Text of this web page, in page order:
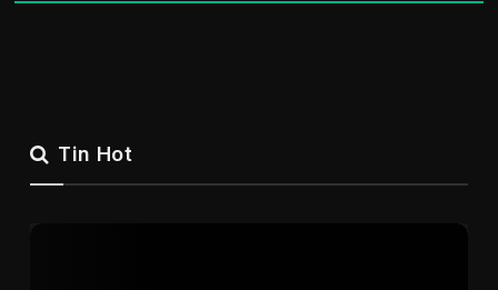
Tin Hot